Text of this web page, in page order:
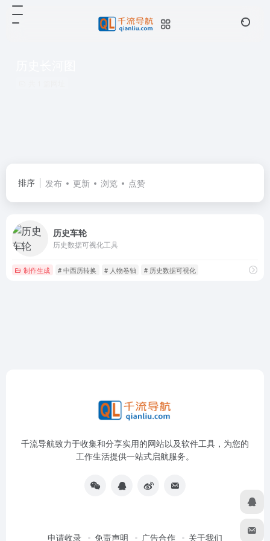
排序 发布 更新 浏览 点赞
历史车轮
历史数据可视化工具
制作生成 # 中西历转换 # 人物卷轴 # 历史数据可视化
千流导航致力于收集和分享实用的网站以及软件工具，为您的
工作生活提供一站式启航服务。
申请收录 免责声明 广告合作 关于我们